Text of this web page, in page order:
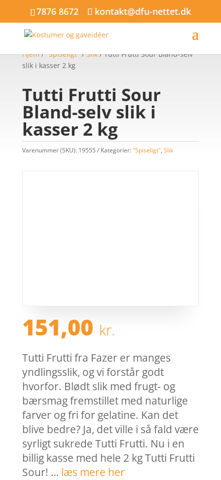
7876 8672 kontakt@dfu-nettet.dk
Hjem/"Spiseligt"/Slik/ Tutti Frutti Sour Bland-selv
slik i kasser 2 kg
Tutti Frutti Sour
Bland-selv slik i
kasser 2 kg
Varenummer (SKU): 19555 Kategorier:"Spiseligt", Slik
151,00 kr.
Tutti Frutti fra Fazer er manges
yndlingsslik, og vi forstår godt
hvorfor. Blødt slik med frugt- og
bærsmag fremstillet med naturlige
farver og fri for gelatine. Kan det
blive bedre? Ja, det ville i så fald være
syrligt sukrede Tutti Frutti. Nu i en
billig kasse med hele 2 kg Tutti Frutti
Sour! … læs mere her